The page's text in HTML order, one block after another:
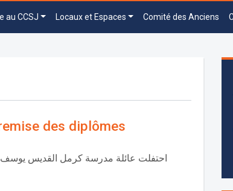
au CCSJ Locaux et Espaces Comité des Anciens
des diplômes
احتفلت عائلة مدرسة كرمل القديس يوسف